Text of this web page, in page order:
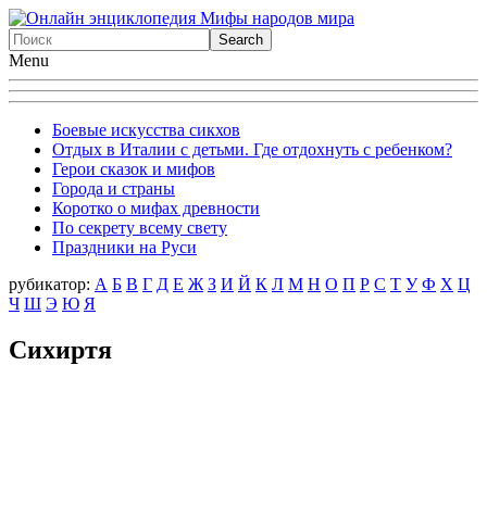
Menu
Боевые искусства сикхов
Отдых в Италии с детьми. Где отдохнуть с ребенком?
Герои сказок и мифов
Города и страны
Коротко о мифах древности
По секрету всему свету
Праздники на Руси
рубикатор: А Б В Г Д Е Ж З И Й К Л М Н О П Р С Т У Ф X Ц
Ч Ш Э Ю Я
Сихиртя